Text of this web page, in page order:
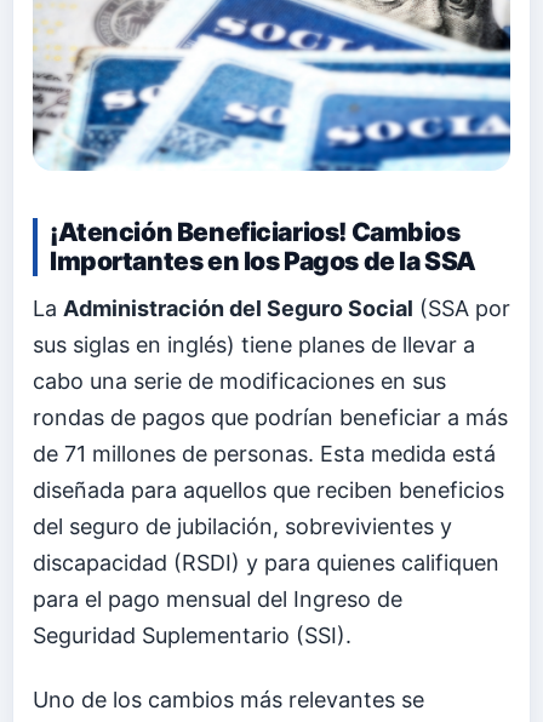
¡Atención Beneficiarios! Cambios
Importantes en los Pagos de la SSA
La Administración del Seguro Social (SSA por
sus siglas en inglés) tiene planes de llevar a
cabo una serie de modificaciones en sus
rondas de pagos que podrían beneficiar a más
de 71 millones de personas. Esta medida está
diseñada para aquellos que reciben beneficios
del seguro de jubilación, sobrevivientes y
discapacidad (RSDI) y para quienes califiquen
para el pago mensual del Ingreso de
Seguridad Suplementario (SSI).
Uno de los cambios más relevantes se